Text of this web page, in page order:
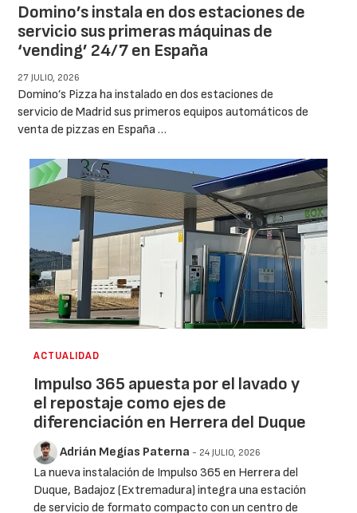
Domino’s instala en dos estaciones de
servicio sus primeras máquinas de
‘vending’ 24/7 en España
27 JULIO, 2026
Domino’s Pizza ha instalado en dos estaciones de
servicio de Madrid sus primeros equipos automáticos de
venta de pizzas en España …
ACTUALIDAD
Impulso 365 apuesta por el lavado y
el repostaje como ejes de
diferenciación en Herrera del Duque
Adrián Megías Paterna - 24 JULIO, 2026
La nueva instalación de Impulso 365 en Herrera del
Duque, Badajoz (Extremadura) integra una estación
de servicio de formato compacto con un centro de